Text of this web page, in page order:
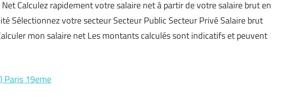
Calculez rapidement votre salaire net à partir de votre salaire brut en
Sélectionnez votre secteur Secteur Public Secteur Privé Salaire brut
mon salaire net Les montants calculés sont indicatifs et peuvent
Paris 19eme